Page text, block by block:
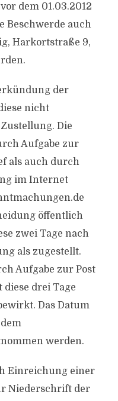
dem 01.03.2012
Beschwerde auch
Harkortstraße 9,
der
nicht
Die
Aufgabe zur
als auch durch
im Internet
öffentlich
zwei Tage nach
als zugestellt.
Aufgabe zur Post
drei Tage
Das Datum
werden.
Einreichung einer
Niederschrift der